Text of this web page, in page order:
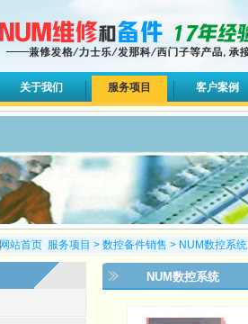
关于我们 服务项目 客户案例
网站首页 服务项目 > 数控备件销售 > NUM数控系统
NUM数控系统